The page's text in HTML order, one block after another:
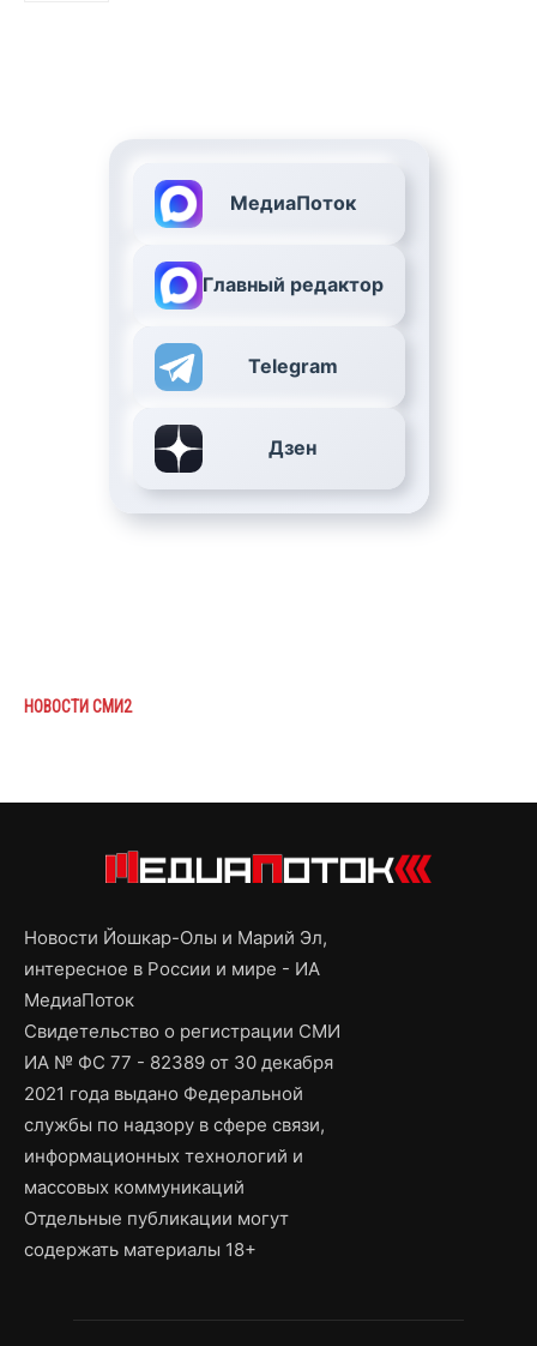
МедиаПоток
Главный редактор
Telegram
Дзен
НОВОСТИ СМИ2
Новости Йошкар-Олы и Марий Эл,
интересное в России и мире - ИА
МедиаПоток
Свидетельство о регистрации СМИ
ИА № ФС 77 - 82389 от 30 декабря
2021 года выдано Федеральной
службы по надзору в сфере связи,
информационных технологий и
массовых коммуникаций
Отдельные публикации могут
содержать материалы 18+